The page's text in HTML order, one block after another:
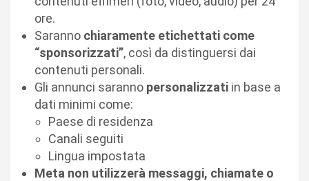
ore.
Saranno chiaramente etichettati come
“sponsorizzati”, così da distinguersi dai
contenuti personali.
Gli annunci saranno personalizzati in base a
dati minimi come:
Paese di residenza
Canali seguiti
Lingua impostata
Meta non utilizzerà messaggi, chiamate o